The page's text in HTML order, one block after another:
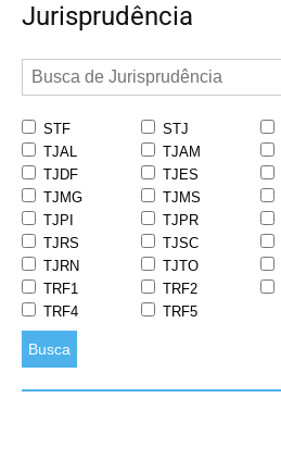
Jurisprudência
STF STJ
TJAL
TJAM
TJDF
TJES
TJMG
TJMS
TJPI
TJPR
TJRS
TJSC
TJRN
TJTO
TRF1
TRF2
TRF4
TRF5
Busca